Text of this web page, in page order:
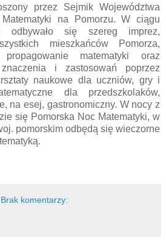
przez Sejmik Województwa
na Pomorzu. W ciągu
odbywało się szereg imprez,
mieszkańców Pomorza,
matematyki oraz
i zastosowań poprzez
naukowe dla uczniów, gry i
dla przedszkolaków,
na esej, gastronomiczny. W nocy z
się Pomorska Noc Matematyki, w
pomorskim odbędą się wieczorne
Brak komentarzy: